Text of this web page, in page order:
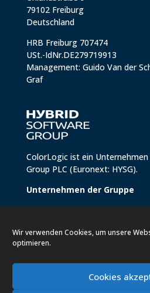
Wir verwenden Cookies, um unsere
optimieren.
Cookies
79102 Freiburg
Deutschland
HRB Freiburg 707474
USt.-IdNr.DE279719913
Management: Guido Van der
Graf
ColorLogic ist ein
Group PLC (Euronext: HYSG).
Unternehmen der Gruppe
Conics
Hybrid Helix
Hybrid Software